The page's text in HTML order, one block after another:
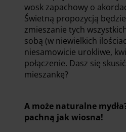
wosk zapachowy o
Świetną propozycją
zmieszanie tych
sobą (w niewielkich
niesamowicie urokliwe,
połączenie. Dasz się
mieszankę?
A może naturalne
pachną jak wiosna!